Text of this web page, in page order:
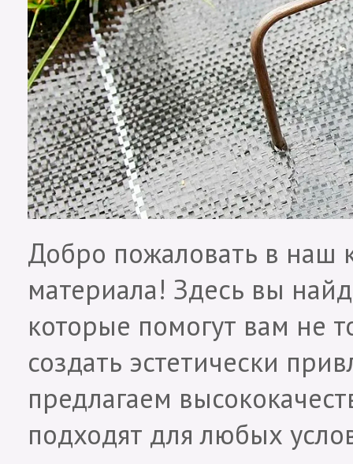
Добро пожаловать в наш
материала! Здесь вы
которые помогут вам не
создать эстетически
предлагаем
подходят для любых